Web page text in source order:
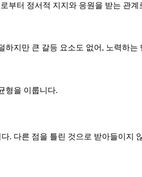
부터 정서적 지지와 응원을 받는 관
지만 큰 갈등 요소도 없어, 노력하
형을 이룹니다.
. 다른 점을 틀린 것으로 받아들이지